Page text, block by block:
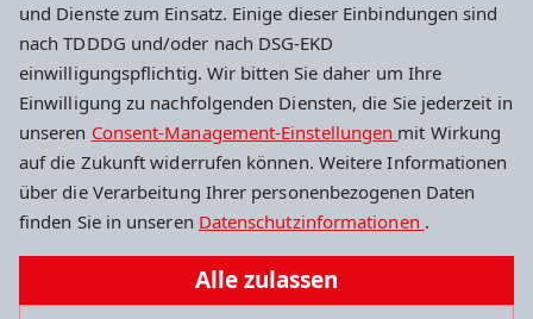
und Dienste zum Einsatz. Einige dieser Einbindungen sind
nach TDDDG und/oder nach DSG-EKD
einwilligungspflichtig. Wir bitten Sie daher um Ihre
Einwilligung zu nachfolgenden Diensten, die Sie jederzeit in
unseren Consent-Management-Einstellungen mit Wirkung
auf die Zukunft widerrufen können. Weitere Informationen
über die Verarbeitung Ihrer personenbezogenen Daten
finden Sie in unseren Datenschutzinformationen .
Alle zulassen
Impressum Datenschutz Cookie-Einstellungen
Evangelisches Dekanat Darmstadt
Geschäftsstelle Kindertagesstätten
Kiesstraße 14
64283 Darmstadt